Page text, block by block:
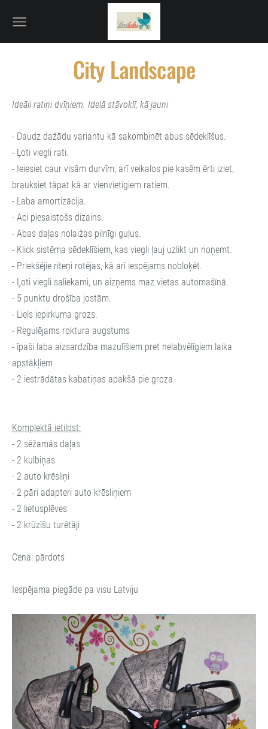
City Landscape
Ideāli ratiņi dvīņiem. Idelā stāvoklī, kā jauni
- Daudz dažādu variantu kā sakombinēt abus sēdeklīšus.
- Ļoti viegli rati.
- Ieiesiet caur visām durvīm, arī veikalos pie kasēm ērti iziet,
brauksiet tāpat kā ar vienvietīgiem ratiem.
- Laba amortizācija.
- Aci piesaistošs dizains.
- Abas daļas nolaižas pilnīgi guļus.
- Klick sistēma sēdeklīšiem, kas viegli ļauj uzlikt un noņemt.
- Priekšējie riteņi rotējas, kā arī iespējams nobloķēt.
- Ļoti viegli saliekami, un aizņems maz vietas automašīnā.
- 5 punktu drošība jostām.
- Liels iepirkuma grozs.
- Regulējams roktura augstums
- īpaši laba aizsardzība mazulīšiem pret nelabvēlīgiem laika
apstākļiem
- 2 iestrādātas kabatiņas apakšā pie groza.
Komplektā ietilpst:
- 2 sēžamās daļas
- 2 kulbiņas
- 2 auto krēsliņi
- 2 pāri adapteri auto krēsliņiem
- 2 lietusplēves
- 2 krūzīšu turētāji
Cena: pārdots
Iespējama piegāde pa visu Latviju